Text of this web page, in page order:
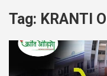
Tag: KRANTI